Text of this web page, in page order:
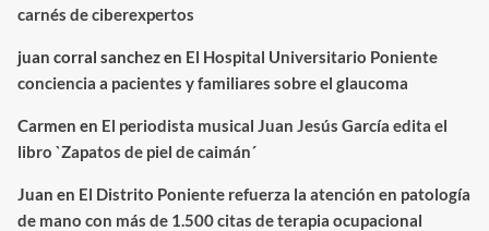
carnés de ciberexpertos
juan corral sanchezen El Hospital Universitario Poniente
conciencia a pacientes y familiares sobre el glaucoma
Carmen en El periodista musical Juan Jesús García edita el
libro `Zapatos de piel de caimán´
Juan en El Distrito Poniente refuerza la atención en patología
de mano con más de 1.500 citas de terapia ocupacional